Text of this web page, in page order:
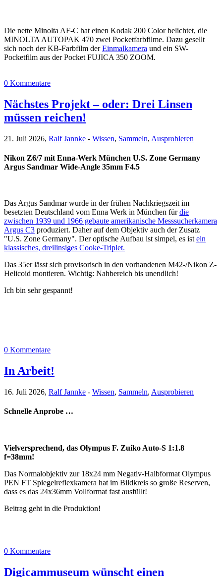
Die nette Minolta AF-C hat einen Kodak 200 Color belichtet, die
MINOLTA AUTOPAK 470 zwei Pocketfarbfilme. Dazu gesellt
sich noch der KB-Farbfilm derEinmalkamera und ein SW-
Pocketfilm aus der Pocket FUJICA 350 ZOOM.
0 Kommentare
Nächstes Projekt – oder: Drei Linsen
müssen reichen!
21. Juli 2026, Ralf Jannke - Wissen, Sammeln, Ausprobieren
Nikon Z6/7 mit Enna-Werk München U.S. Zone Germany
Argus Sandmar Wide-Angle 35mm F4.5
Das Argus Sandmar wurde in der frühen Nachkriegszeit im
besetzten Deutschland vom Enna Werk in München fürdie
zwischen 1939 und 1966 gebaute amerikanische Messsucherkamera
Argus C3 produziert. Daher auf dem Objektiv auch der Zusatz
"U.S. Zone Germany". Der optische Aufbau ist simpel, es ist ein
klassisches, dreilinsiges Cooke-Triplet.
Das 35er lässt sich provisorisch in den vorhandenen M42-/Nikon Z-
Helicoid montieren. Wichtig: Nahbereich bis unendlich!
Ich bin sehr gespannt!
0 Kommentare
In Arbeit!
16. Juli 2026, Ralf Jannke - Wissen, Sammeln, Ausprobieren
Schnelle Anprobe …
Vielversprechend, das Olympus F. Zuiko Auto-S 1:1.8
f=38mm!
Das Normalobjektiv zur 18x24 mm Negativ-Halbformat Olympus
PEN FT Spiegelreflexkamera hat im Bildkreis so große Reserven,
dass es das 24x36mm Vollformat fast ausfüllt!
Beitrag geht in die Produktion!
0 Kommentare
Digicammuseum wünscht einen